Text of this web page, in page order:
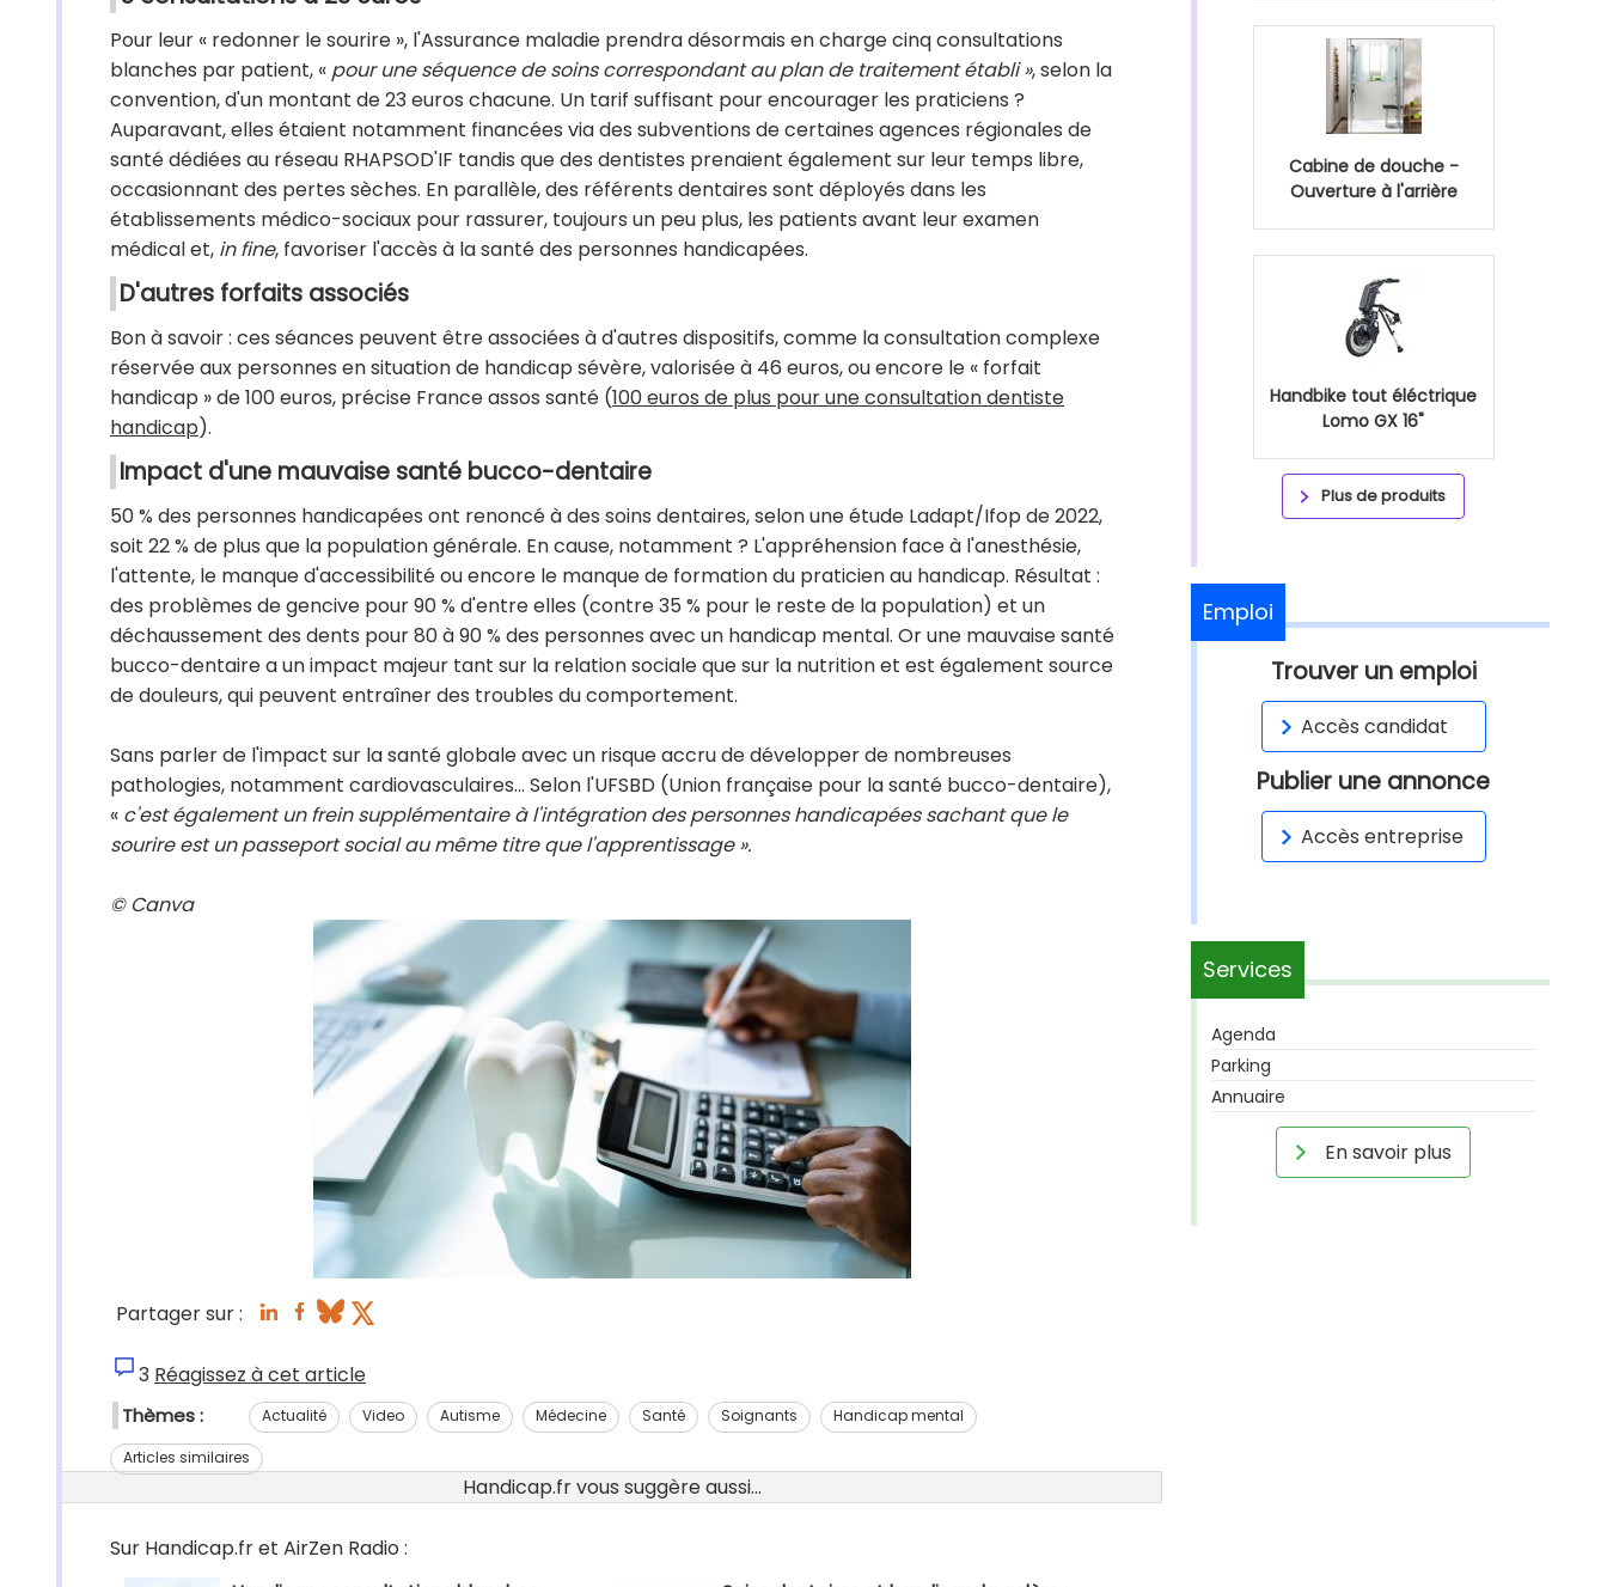
Pour leur « redonner le sourire », l'Assurance maladie prendra désormais en charge cinq consultations
blanches par patient, « pour une séquence de soins correspondant au plan de traitement établi », selon la
convention, d'un montant de 23 euros chacune. Un tarif suffisant pour encourager les praticiens ?
Auparavant, elles étaient notamment financées via des subventions de certaines agences régionales de
santé dédiées au réseau RHAPSOD'IF tandis que des dentistes prenaient également sur leur temps libre,
occasionnant des pertes sèches. En parallèle, des référents dentaires sont déployés dans les
établissements médico-sociaux pour rassurer, toujours un peu plus, les patients avant leur examen
médical et, in fine, favoriser l'accès à la santé des personnes handicapées.
D'autres forfaits associés
Bon à savoir : ces séances peuvent être associées à d'autres dispositifs, comme la consultation complexe
réservée aux personnes en situation de handicap sévère, valorisée à 46 euros, ou encore le « forfait
handicap » de 100 euros, précise France assos santé (100 euros de plus pour une consultation dentiste
handicap).
Impact d'une mauvaise santé bucco-dentaire
50 % des personnes handicapées ont renoncé à des soins dentaires, selon une étude Ladapt/Ifop de 2022,
soit 22 % de plus que la population générale. En cause, notamment ? L'appréhension face à l'anesthésie,
l'attente, le manque d'accessibilité ou encore le manque de formation du praticien au handicap. Résultat :
des problèmes de gencive pour 90 % d'entre elles (contre 35 % pour le reste de la population) et un
déchaussement des dents pour 80 à 90 % des personnes avec un handicap mental. Or une mauvaise santé
bucco-dentaire a un impact majeur tant sur la relation sociale que sur la nutrition et est également source
de douleurs, qui peuvent entraîner des troubles du comportement.
Sans parler de l'impact sur la santé globale avec un risque accru de développer de nombreuses
pathologies, notamment cardiovasculaires... Selon l'UFSBD (Union française pour la santé bucco-dentaire),
« c'est également un frein supplémentaire à l'intégration des personnes handicapées sachant que le
sourire est un passeport social au même titre que l'apprentissage ».
© Canva
Partager sur :
3 Réagissez à cet article
Thèmes : Actualité Video Autisme Médecine Santé Soignants Handicap mental
Articles similaires
Handicap.fr vous suggère aussi...
Sur Handicap.fr et AirZen Radio :
Cabine de douche -
Ouverture à l'arrière
Handbike tout éléctrique
Lomo GX 16"
Plus de produits
Emploi
Trouver un emploi
Accès candidat
Publier une annonce
Accès entreprise
Services
Agenda
Parking
Annuaire
En savoir plus